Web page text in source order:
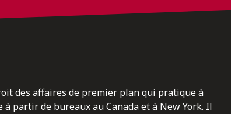
des affaires de premier plan qui pratique à
partir de bureaux au Canada et à New York. Il